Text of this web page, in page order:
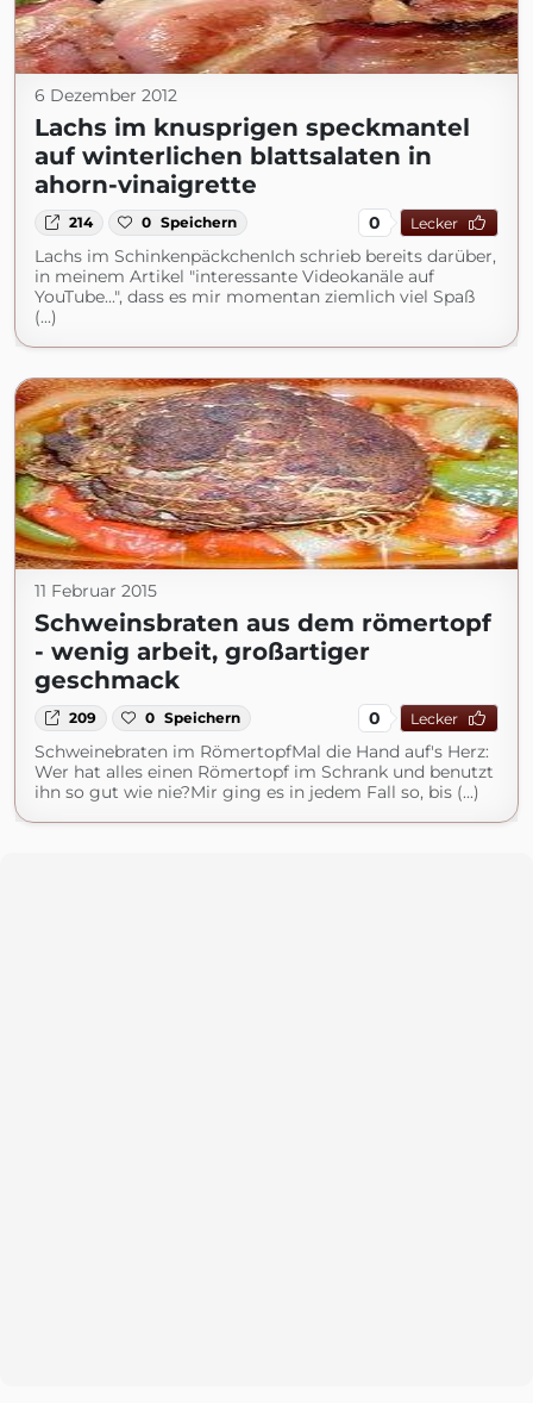
6 Dezember 2012
Lachs im knusprigen speckmantel
auf winterlichen blattsalaten in
ahorn-vinaigrette
214 0 Speichern 0 Lecker
Lachs im SchinkenpäckchenIch schrieb bereits darüber,
in meinem Artikel "interessante Videokanäle auf
YouTube...", dass es mir momentan ziemlich viel Spaß
(...)
11 Februar 2015
Schweinsbraten aus dem römertopf
- wenig arbeit, großartiger
geschmack
209 0 Speichern 0 Lecker
Schweinebraten im RömertopfMal die Hand auf's Herz:
Wer hat alles einen Römertopf im Schrank und benutzt
ihn so gut wie nie?Mir ging es in jedem Fall so, bis (...)